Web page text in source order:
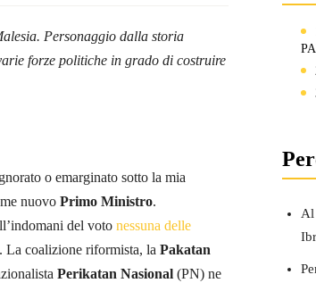
Personaggio dalla storia
forze politiche in grado di costruire
o emarginato sotto la mia
nuovo Primo Ministro.
del voto nessuna delle
La coalizione riformista, la Pakatan
Perikatan Nasional (PN) ne
Al